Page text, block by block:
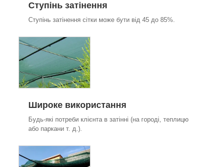
Ступінь затінення
Ступінь затінення сітки може бути від 45 до 85%.
Широке використання
Будь-які потреби клієнта в затінні (на городі, теплицю
або паркани т. д.).